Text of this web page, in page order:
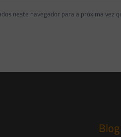
neste navegador para a próxima vez
Blog